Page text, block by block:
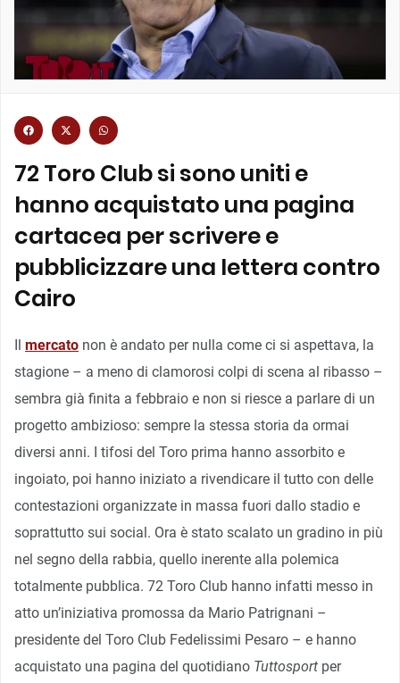
72 Toro Club si sono uniti e
hanno acquistato una pagina
cartacea per scrivere e
pubblicizzare una lettera contro
Cairo
Il mercato non è andato per nulla come ci si aspettava, la
stagione – a meno di clamorosi colpi di scena al ribasso –
sembra già finita a febbraio e non si riesce a parlare di un
progetto ambizioso: sempre la stessa storia da ormai
diversi anni. I tifosi del Toro prima hanno assorbito e
ingoiato, poi hanno iniziato a rivendicare il tutto con delle
contestazioni organizzate in massa fuori dallo stadio e
soprattutto sui social. Ora è stato scalato un gradino in più
nel segno della rabbia, quello inerente alla polemica
totalmente pubblica. 72 Toro Club hanno infatti messo in
atto un’iniziativa promossa da Mario Patrignani –
presidente del Toro Club Fedelissimi Pesaro – e hanno
acquistato una pagina del quotidiano Tuttosport per